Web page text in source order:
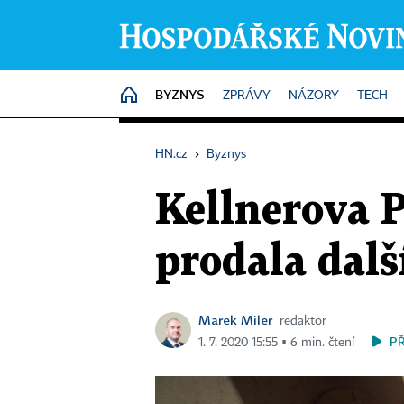
HOME
BYZNYS ZPRÁVY NÁZORY TECH
HN.cz › Byznys
Kellnerova
prodala
Marek Miler
redaktor
1. 7. 2020 15:55 ▪ 6 min. čtení